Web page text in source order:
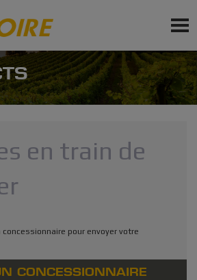
PRODUITS
SERVICES
ÉVÉNEMENTS
Demandez un devis
Demandez des accessoires et des
rechange
en train de
pour envoyer votre
CONCESSIONNAIRE